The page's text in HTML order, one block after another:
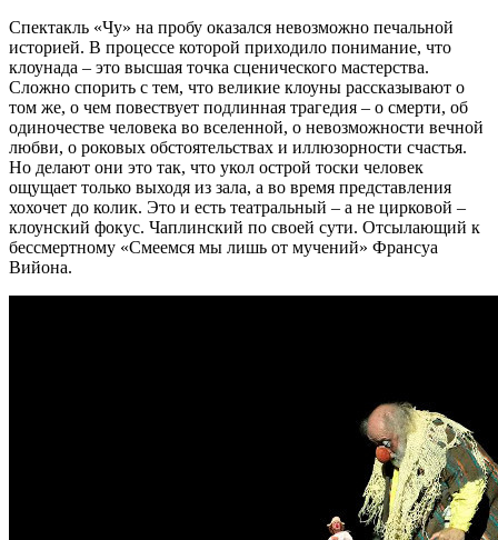
Спектакль «Чу» на пробу оказался невозможно печальной
историей. В процессе которой приходило понимание, что
клоунада – это высшая точка сценического мастерства.
Сложно спорить с тем, что великие клоуны рассказывают о
том же, о чем повествует подлинная трагедия – о смерти, об
одиночестве человека во вселенной, о невозможности вечной
любви, о роковых обстоятельствах и иллюзорности счастья.
Но делают они это так, что укол острой тоски человек
ощущает только выходя из зала, а во время представления
хохочет до колик. Это и есть театральный – а не цирковой –
клоунский фокус. Чаплинский по своей сути. Отсылающий к
бессмертному «Смеемся мы лишь от мучений» Франсуа
Вийона.